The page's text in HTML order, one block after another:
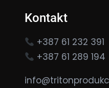
Kontakt
+387 61 232 391
+387 61 289 194